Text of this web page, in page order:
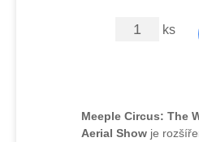
ks
Meeple Circus: The
Aerial Show je